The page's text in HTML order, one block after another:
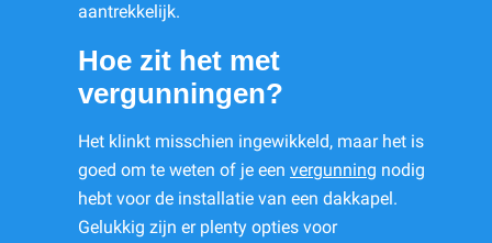
aantrekkelijk.
Hoe zit het met
vergunningen?
Het klinkt misschien ingewikkeld, maar het is
goed om te weten of je een vergunning nodig
hebt voor de installatie van een dakkapel.
Gelukkig zijn er plenty opties voor